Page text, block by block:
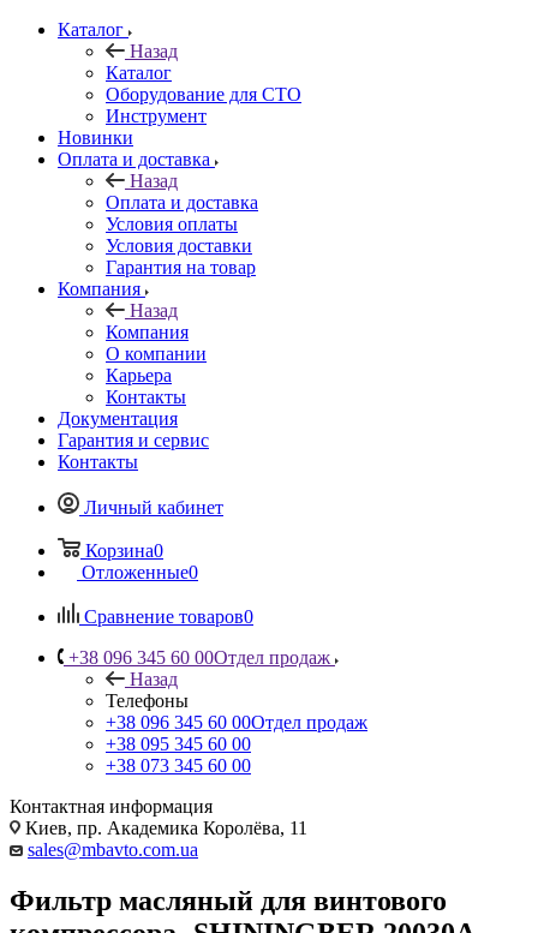
Каталог
Назад
Каталог
Оборудование для СТО
Инструмент
Новинки
Оплата и доставка
Назад
Оплата и доставка
Условия оплаты
Условия доставки
Гарантия на товар
Компания
Назад
Компания
О компании
Карьера
Контакты
Документация
Гарантия и сервис
Контакты
Личный кабинет
Корзина0
Отложенные0
Сравнение товаров0
+38 096 345 60 00Отдел продаж
Назад
Телефоны
+38 096 345 60 00Отдел продаж
+38 095 345 60 00
+38 073 345 60 00
Контактная информация
Киев, пр. Академика Королёва, 11
sales@mbavto.com.ua
Фильтр масляный для винтового